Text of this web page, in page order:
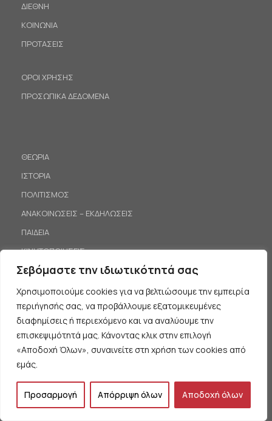
Σεβόμαστε την ιδιωτικότητά σας
Χρησιμοποιούμε cookies για να βελτιώσουμε την εμπειρία
περιήγησής σας, να προβάλλουμε εξατομικευμένες
διαφημίσεις ή περιεχόμενο και να αναλύουμε την
επισκεψιμότητά μας. Κάνοντας κλικ στην επιλογή
«Αποδοχή Όλων», συναινείτε στη χρήση των cookies από
εμάς.
Προσαρμογή Απόρριψη όλων Αποδοχή όλων
ΔΙΕΘΝΗ
ΚΟΙΝΩΝΙΑ
ΠΡΟΤΑΣΕΙΣ
ΟΡΟΙ ΧΡΗΣΗΣ
ΠΡΟΣΩΠΙΚΑ ΔΕΔΟΜΕΝΑ
ΘΕΩΡΙΑ
ΙΣΤΟΡΙΑ
ΠΟΛΙΤΙΣΜΟΣ
ΑΝΑΚΟΙΝΩΣΕΙΣ – ΕΚΔΗΛΩΣΕΙΣ
ΠΑΙΔΕΙΑ
ΚΙΝΗΤΟΠΟΙΗΣΕΙΣ
ΛΙΣΤΑ ΕΠΙΚΟΙΝΩΝΙΑΣ
Εγγραφείτε στην λίστα επικοινωνίας μας για να είστε πάντα
ενημερωμένοι.
Εγγραφή